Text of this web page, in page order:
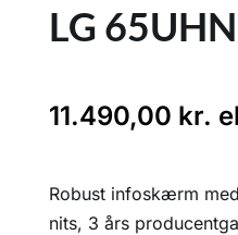
LG
11.490,00 kr.
Robust infoskærm
nits, 3 års